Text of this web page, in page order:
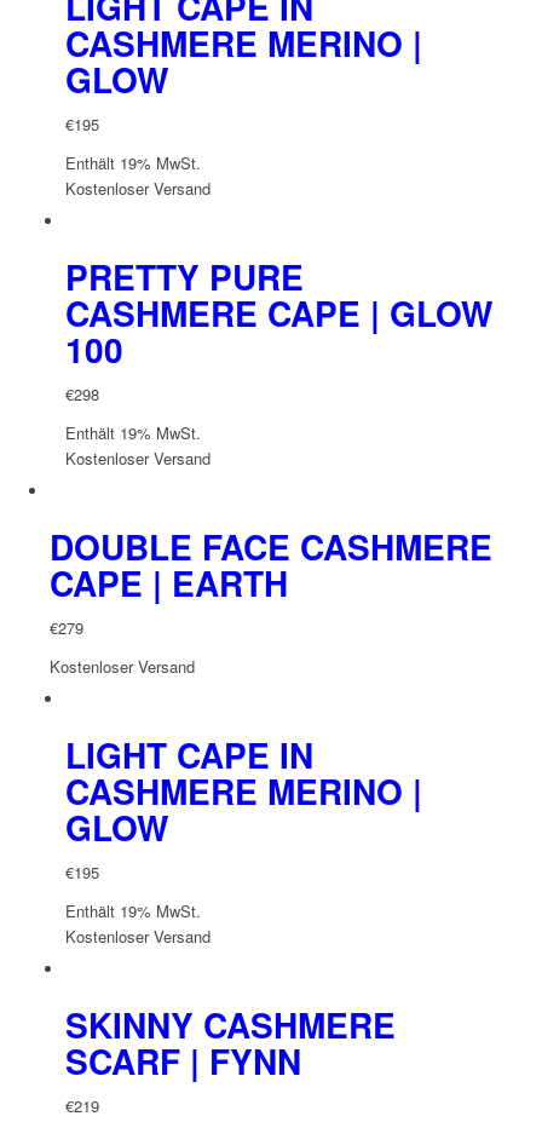
CASHMERE MERINO |
GLOW
€195
Enthält 19% MwSt.
Kostenloser Versand
PRETTY PURE
CASHMERE CAPE | GLOW
100
€298
Enthält 19% MwSt.
Kostenloser Versand
DOUBLE FACE CASHMERE
CAPE | EARTH
€279
Kostenloser Versand
LIGHT CAPE IN
CASHMERE MERINO |
GLOW
€195
Enthält 19% MwSt.
Kostenloser Versand
SKINNY CASHMERE
SCARF | FYNN
€219